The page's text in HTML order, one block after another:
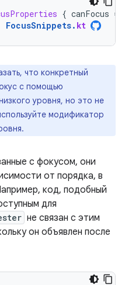
{ canFocus =
FocusSnippets. kt
что конкретный
с помощью
уровня, но это не
модификатор
с фокусом, они
от порядка, в
код, подобный
для
не связан с этим
он объявлен после